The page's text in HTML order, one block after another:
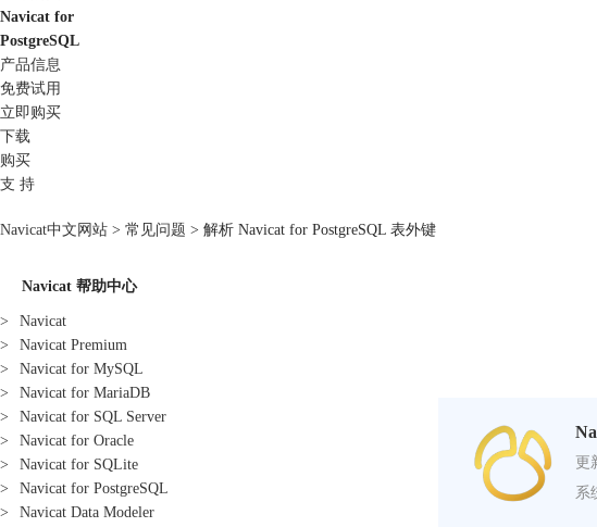
Navicat for
PostgreSQL
产品信息
免费试用
立即购买
下载
购买
支 持
Navicat中文网站 > 常见问题 > 解析 Navicat for PostgreSQL 表外键
Navicat 帮助中心
>
Navicat
>
Navicat Premium
>
Navicat for MySQL
>
Navicat for MariaDB
>
Navicat for SQL Server
>
Navicat for Oracle
>
Navicat for SQLite
>
Navicat for PostgreSQL
>
Navicat Data Modeler
更
系